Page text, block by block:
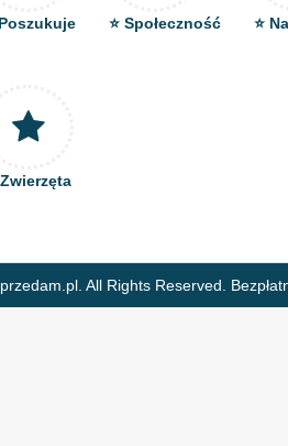
⭐ Społeczność ⭐
Zwierzęta
All Rights Reserved.